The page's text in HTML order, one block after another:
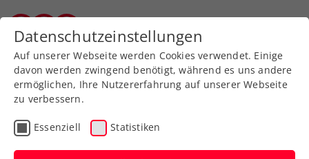
Zurück zur Newsübersicht
Turniere
Generali Open Kitzbühel:
Datenschutzeinstellungen
Auf unserer Webseite werden Cookies verwendet. Einige
davon werden zwingend benötigt, während es uns andere
ermöglichen, Ihre Nutzererfahrung auf unserer Webseite
zu verbessern.
Essenziell Statistiken